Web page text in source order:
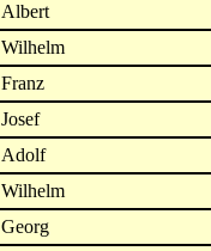
Albert
Wilhelm
Franz
Josef
Adolf
Wilhelm
Georg